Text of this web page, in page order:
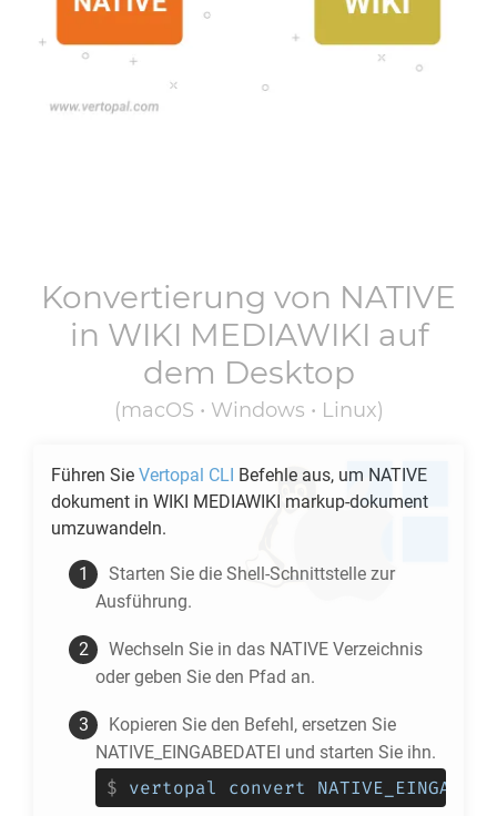
Konvertierung von NATIVE
in WIKI MEDIAWIKI auf
dem Desktop
(macOS • Windows • Linux)
Führen Sie Vertopal CLI Befehle aus, um NATIVE
dokument in WIKI MEDIAWIKI markup-dokument
umzuwandeln.
Starten Sie die Shell-Schnittstelle zur
Ausführung.
Wechseln Sie in das NATIVE Verzeichnis
oder geben Sie den Pfad an.
Kopieren Sie den Befehl, ersetzen Sie
NATIVE_EINGABEDATEI und starten Sie ihn.
$ vertopal convert